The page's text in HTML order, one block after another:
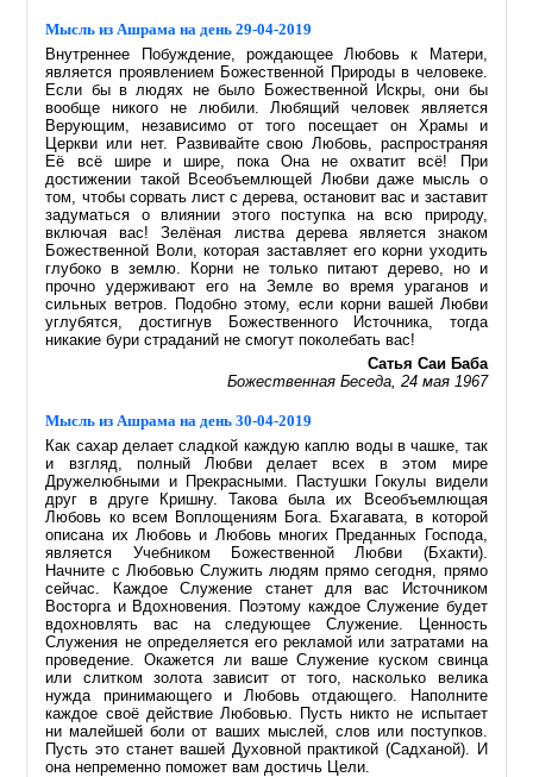
Мысль из Ашрама на день 29-04-2019
Внутреннее Побуждение, рождающее Любовь к Матери,
является проявлением Божественной Природы в человеке.
Если бы в людях не было Божественной Искры, они бы
вообще никого не любили. Любящий человек является
Верующим, независимо от того посещает он Храмы и
Церкви или нет. Развивайте свою Любовь, распространяя
Её всё шире и шире, пока Она не охватит всё! При
достижении такой Всеобъемлющей Любви даже мысль о
том, чтобы сорвать лист с дерева, остановит вас и заставит
задуматься о влиянии этого поступка на всю природу,
включая вас! Зелёная листва дерева является знаком
Божественной Воли, которая заставляет его корни уходить
глубоко в землю. Корни не только питают дерево, но и
прочно удерживают его на Земле во время ураганов и
сильных ветров. Подобно этому, если корни вашей Любви
углубятся, достигнув Божественного Источника, тогда
никакие бури страданий не смогут поколебать вас!
Сатья Саи Баба
Божественная Беседа, 24 мая 1967
Мысль из Ашрама на день 30-04-2019
Как сахар делает сладкой каждую каплю воды в чашке, так
и взгляд, полный Любви делает всех в этом мире
Дружелюбными и Прекрасными. Пастушки Гокулы видели
друг в друге Кришну. Такова была их Всеобъемлющая
Любовь ко всем Воплощениям Бога. Бхагавата, в которой
описана их Любовь и Любовь многих Преданных Господа,
является Учебником Божественной Любви (Бхакти).
Начните с Любовью Служить людям прямо сегодня, прямо
сейчас. Каждое Служение станет для вас Источником
Восторга и Вдохновения. Поэтому каждое Служение будет
вдохновлять вас на следующее Служение. Ценность
Служения не определяется его рекламой или затратами на
проведение. Окажется ли ваше Служение куском свинца
или слитком золота зависит от того, насколько велика
нужда принимающего и Любовь отдающего. Наполните
каждое своё действие Любовью. Пусть никто не испытает
ни малейшей боли от ваших мыслей, слов или поступков.
Пусть это станет вашей Духовной практикой (Садханой). И
она непременно поможет вам достичь Цели.